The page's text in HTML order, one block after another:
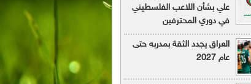
علي بشأن اللاعب الفلسطيني
في دوري المحترفين
العراق يجدد الثقة بمدربه حتى
عام 2027